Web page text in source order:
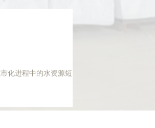
化进程中的水资源短